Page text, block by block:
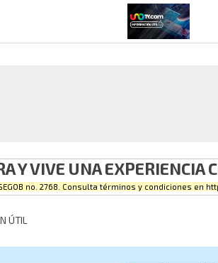
Y VIVE UNA EXPERIENCIA
no. 2768. Consulta términos y condiciones en
ÚTIL